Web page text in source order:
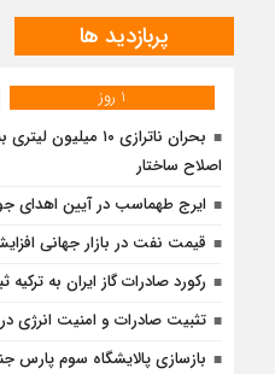
پربازدید ها
1 روز
بحران ناترازی ۱۰
اصلاح ساختار
ایرج طهماسب در آیین اهدای
قیمت نفت در بازار جهانی
رکورد صادرات گاز ایران به
تثبیت صادرات و امنیت انرژی
بازسازی پالایشگاه سوم پارس